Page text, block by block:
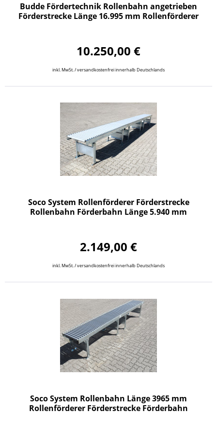
Budde Fördertechnik Rollenbahn angetrieben
Förderstrecke Länge 16.995 mm Rollenförderer
10.250,00 €
inkl. MwSt. / versandkostenfrei innerhalb Deutschlands
Soco System Rollenförderer Förderstrecke
Rollenbahn Förderbahn Länge 5.940 mm
2.149,00 €
inkl. MwSt. / versandkostenfrei innerhalb Deutschlands
Soco System Rollenbahn Länge 3965 mm
Rollenförderer Förderstrecke Förderbahn